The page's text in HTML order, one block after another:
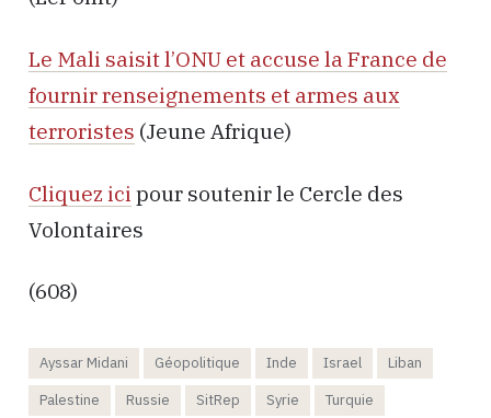
Le Mali saisit l’ONU et accuse la France de
fournir renseignements et armes aux
terroristes (Jeune Afrique)
Cliquez ici pour soutenir le Cercle des
Volontaires
(608)
Ayssar Midani Géopolitique Inde Israel
Liban
Palestine
Russie SitRep Syrie
Turquie